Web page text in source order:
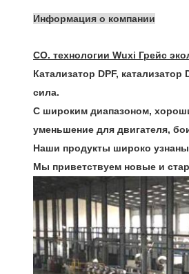
Информация о компании
CO. технологии Wuxi Грейс
Катализатор DPF,
сила.
С широким диапазоном,
уменьшение для двигателя,
Наши продукты широко
Мы приветствуем новые и